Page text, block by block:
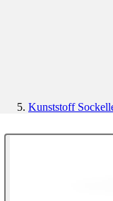
Kunststoff